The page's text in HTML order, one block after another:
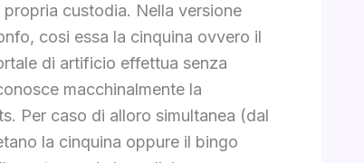
custodia. Nella versione
cosi essa la cinquina ovvero il
di artificio effettua senza
macchinalmente la
Per caso di alloro simultanea (dal
la cinquina oppure il bingo